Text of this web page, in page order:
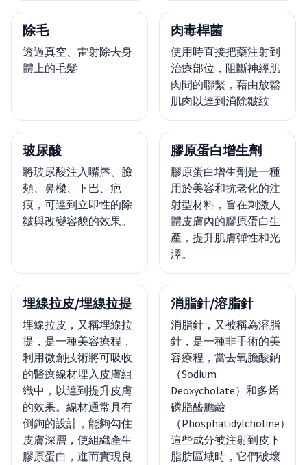
除毛
透過真空、雷射除去身
體上的毛髮
肉毒桿菌
使用時直接把藥注射到
治療部位，阻斷神經肌
肉間的聯繫，藉由放鬆
肌肉以達到消除皺紋
玻尿酸
將玻尿酸注入嘴唇、臉
頰、鼻樑、下巴、疤
痕，可達到立即性的除
皺與改變容貌的效果。
膠原蛋白增生劑
膠原蛋白增生劑是一種
用於美容和抗老化的注
射型材料，旨在刺激人
體皮膚內的膠原蛋白生
產，提升肌膚彈性和光
澤。
埋線拉皮/埋線拉提
埋線拉皮，又稱埋線拉
提，是一種美容療程，
利用微創技術將可吸收
的醫療線材埋入皮膚組
織中，以達到提升皮膚
的效果。線材通常具有
倒鉤的設計，能夠勾住
皮膚深層，使組織產生
膠原蛋白，進而實現良
消脂針/溶脂針
消脂針，又被稱為溶脂
針，是一種非手術的美
容療程，當去氧膽酸鈉
（Sodium
Deoxycholate）和多烯
磷脂醯膽鹼
（Phosphatidylcholine）
這些成分被注射到皮下
脂肪區域時，它們破壞